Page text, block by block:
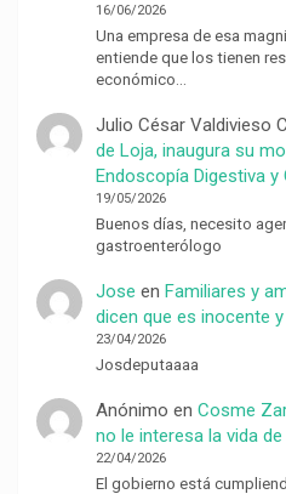
16/06/2026
Una empresa de esa
entiende que los tienen
económico…
Julio César Valdivieso
de Loja, inaugura su
Endoscopía Digestiva
19/05/2026
Buenos días, necesito
gastroenterólogo
Jose en Familiares y
dicen que es inocente
23/04/2026
Josdeputaaaa
Anónimo en Cosme
no le interesa la vida
22/04/2026
El gobierno está